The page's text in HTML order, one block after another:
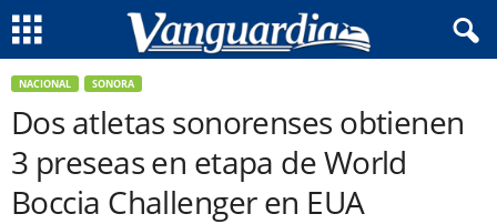
NACIONAL SONORA
Dos atletas sonorenses obtienen
3 preseas en etapa de World
Boccia Challenger en EUA